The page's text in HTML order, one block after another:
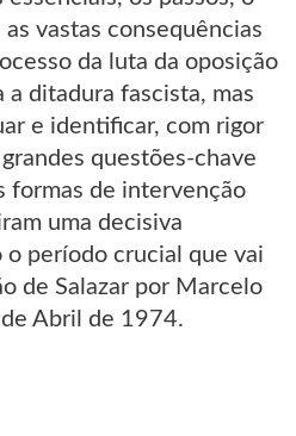
vastas consequências
da luta da oposição
ditadura fascista, mas
e identificar, com rigor
questões-chave
formas de intervenção
uma decisiva
período crucial que vai
de Salazar por Marcelo
Abril de 1974.